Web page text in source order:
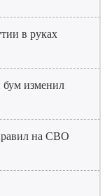
в руках
бум изменил
на СВО